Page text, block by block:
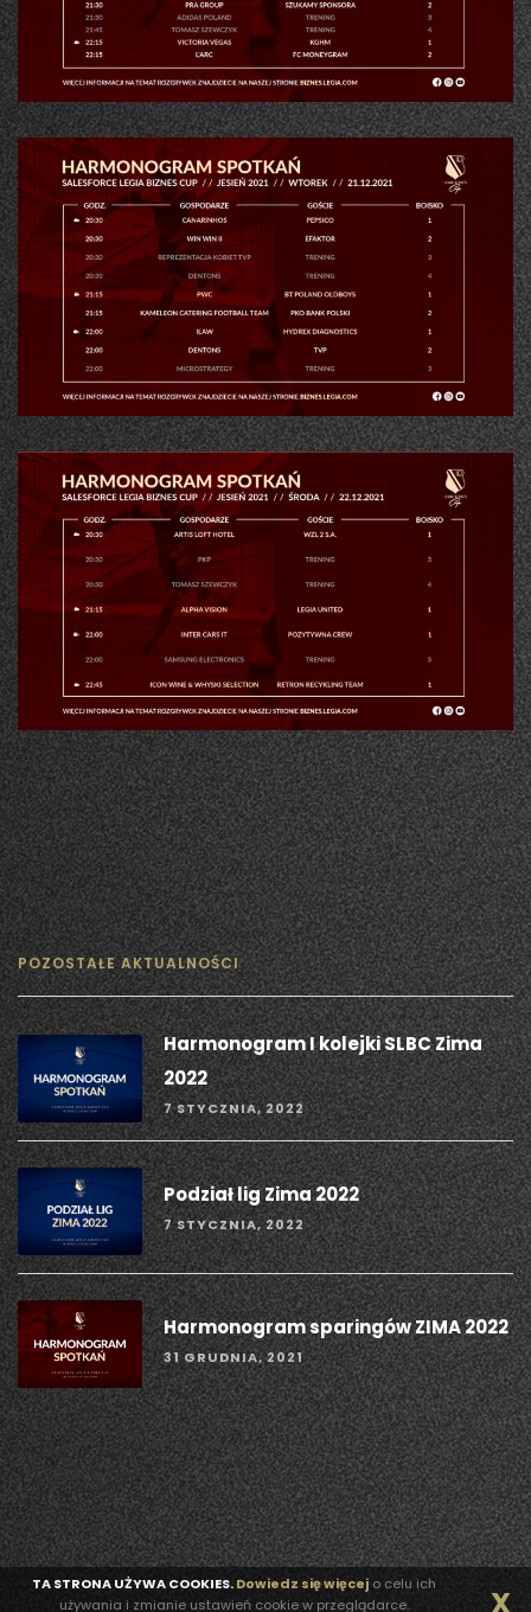
POZOSTAŁE AKTUALNOŚCI
Harmonogram I kolejki SLBC Zima
2022
7 STYCZNIA, 2022
Podział lig Zima 2022
7 STYCZNIA, 2022
Harmonogram sparingów ZIMA 2022
31 GRUDNIA, 2021
TA STRONA UŻYWA COOKIES.Dowiedz się więcejo celu ich
używania i zmianie ustawień cookie w przeglądarce.
X